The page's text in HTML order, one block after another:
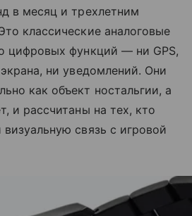
в месяц и трехлетним
классические аналоговые
цифровых функций — ни GPS,
ни уведомлений. Они
как объект ностальгии, а
и рассчитаны на тех, кто
связь с игровой